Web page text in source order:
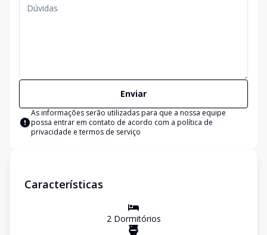
Enviar
As informações serão utilizadas para que a nossa equipe
possa entrar em contato de acordo com a política de
privacidade e termos de serviço
Características
2Dormitórios